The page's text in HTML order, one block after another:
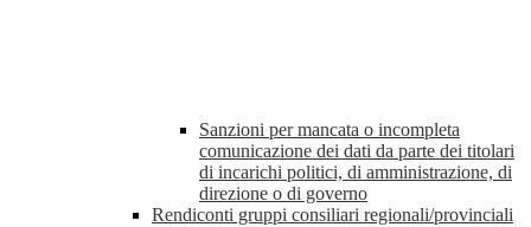
Sanzioni per mancata o incompleta
comunicazione dei dati da parte dei titolari
di incarichi politici, di amministrazione, di
direzione o di governo
Rendiconti gruppi consiliari regionali/provinciali